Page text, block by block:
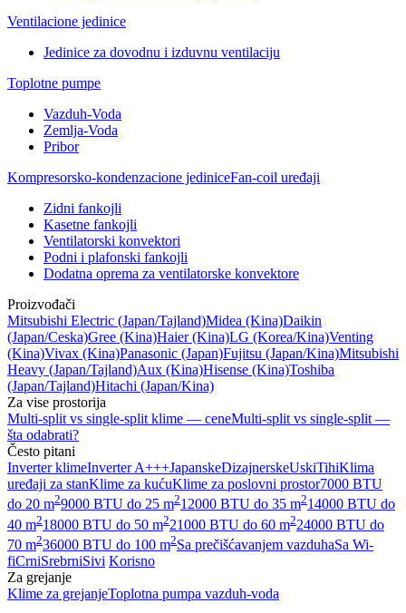
Ventilacione jedinice
Jedinice za dovodnu i izduvnu ventilaciju
Toplotne pumpe
Vazduh-Voda
Zemlja-Voda
Pribor
Kompresorsko-kondenzacione jediniceFan-coil uređaji
Zidni fankojli
Kasetne fankojli
Ventilatorski konvektori
Podni i plafonski fankojli
Dodatna oprema za ventilatorske konvektore
Proizvođači
Mitsubishi Electric (Japan/Tajland)Midea (Kina)Daikin
(Japan/Ceska)Gree (Kina)Haier (Kina)LG (Korea/Kina)Venting
(Kina)Vivax (Kina)Panasonic (Japan)Fujitsu (Japan/Kina)Mitsubishi
Heavy (Japan/Tajland)Aux (Kina)Hisense (Kina)Toshiba
(Japan/Tajland)Hitachi (Japan/Kina)
Za vise prostorija
Multi-split vs single-split klime — ceneMulti-split vs single-split —
šta odabrati?
Često pitani
Inverter klimeInverter A+++JapanskeDizajnerskeUskiTihiKlima
uređaji za stanKlime za kućuKlime za poslovni prostor7000 BTU
do 20 m29000 BTU do 25 m212000 BTU do 35 m214000 BTU do
40 m218000 BTU do 50 m221000 BTU do 60 m224000 BTU do
70 m236000 BTU do 100 m2Sa prečišćavanjem vazduhaSa Wi-
fiCrniSrebrniSivi Korisno
Za grejanje
Klime za grejanjeToplotna pumpa vazduh-voda